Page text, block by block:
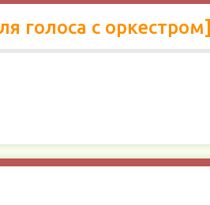
голоса с оркестром]